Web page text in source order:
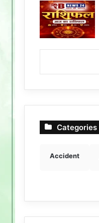
Categories
Accident